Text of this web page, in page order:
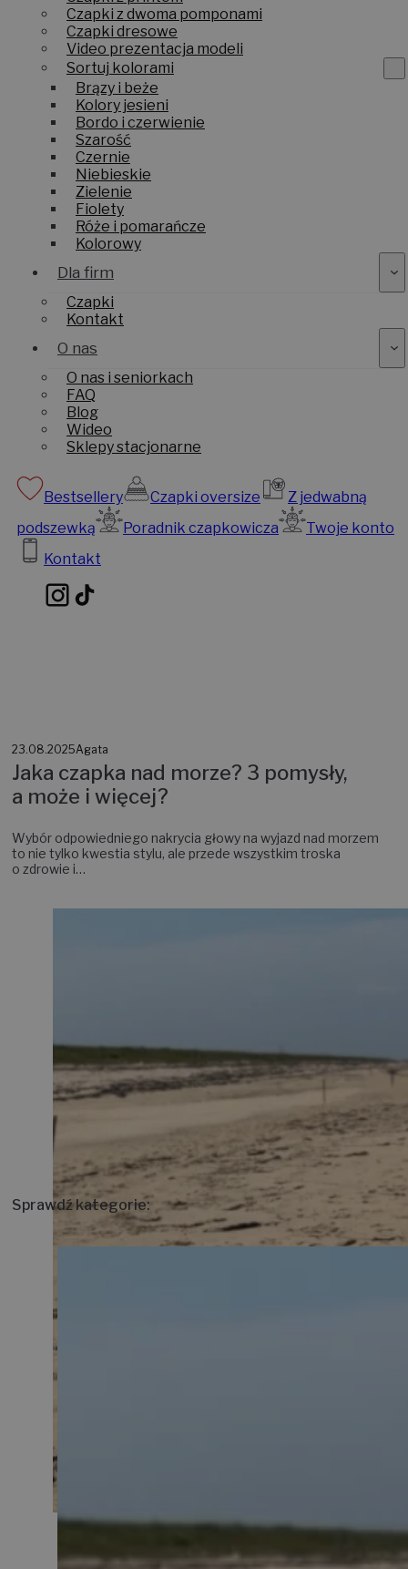
Czapki z dwoma pomponami
Czapki dresowe
Video prezentacja modeli
Sortuj kolorami
Brązy i beże
Kolory jesieni
Bordo i czerwienie
Szarość
Czernie
Niebieskie
Zielenie
Fiolety
Róże i pomarańcze
Kolorowy
Dla firm
Czapki
Kontakt
O nas
O nas i seniorkach
FAQ
Blog
Wideo
Sklepy stacjonarne
Bestsellery Czapki oversize
Z jedwabną
podszewką
Poradnik czapkowicza
Twoje konto
Kontakt
23.08.2025Agata
Jaka czapka nad morze? 3 pomysły,
a może i więcej?
Wybór odpowiedniego nakrycia głowy na wyjazd nad morzem
to nie tylko kwestia stylu, ale przede wszystkim troska
o zdrowie i…
Sprawdź kategorie: